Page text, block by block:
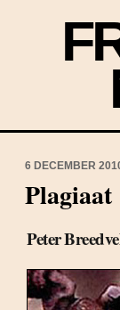
6 DECEMBER
Plagiaat
Peter